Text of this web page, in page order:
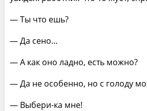
— Ты что ешь?
— Да сено…
— А как оно ладно, есть можно?
— Да не особенно, но с голоду
— Выбери-ка мне!